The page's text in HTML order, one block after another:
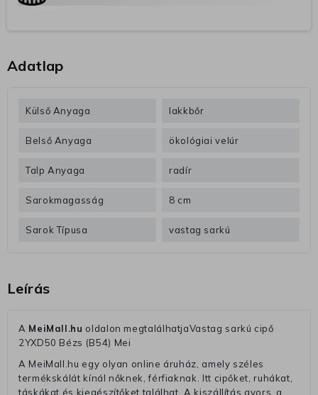
Adatlap
Külső Anyaga lakkbőr
Belső Anyaga ökológiai velúr
Talp Anyaga radír
Sarokmagasság 8 cm
Sarok Típusa vastag sarkú
Leírás
A MeiMall.hu oldalon megtalálhatjaVastag sarkú cipő
2YXD50 Bézs (B54) Mei
A MeiMall.hu egy olyan online áruház, amely széles
termékskálát kínál nőknek, férfiaknak. Itt cipőket, ruhákat,
táskákat és kiegészítőket találhat. A kiszállítás gyors, a